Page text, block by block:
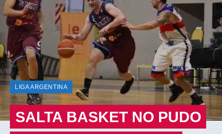
LIGA ARGENTINA
SALTA BASKET NO PUDO